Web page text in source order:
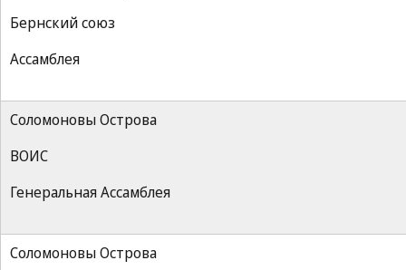
Бернский союз
Ассамблея
Соломоновы Острова
ВОИС
Генеральная Ассамблея
Соломоновы Острова